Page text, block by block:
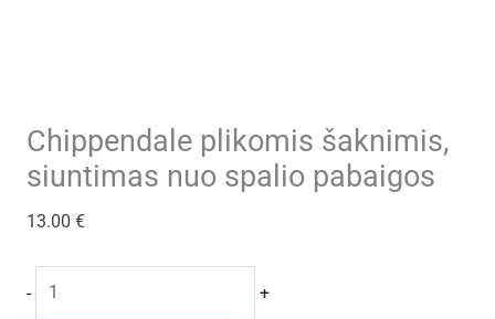
Chippendale plikomis šaknimis,
siuntimas nuo spalio pabaigos
13.00 €
-
kiekis:
+